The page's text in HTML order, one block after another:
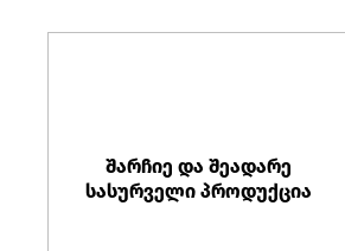
შარჩიე და შეადარე
სასურველი პროდუქცია